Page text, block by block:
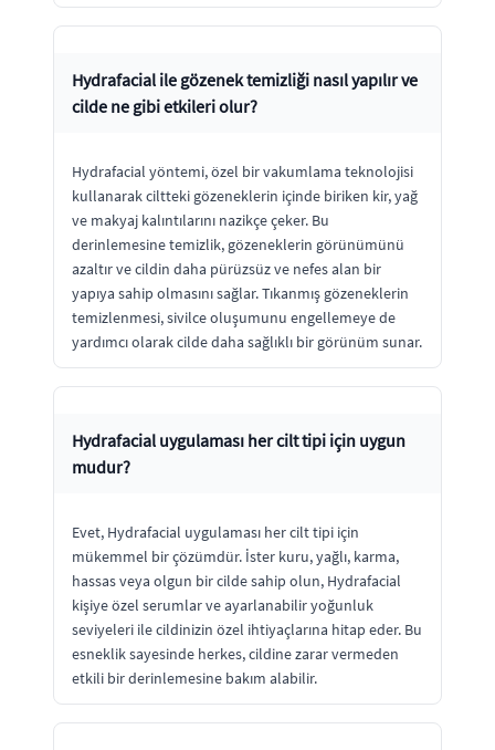
Hydrafacial ile gözenek temizliği nasıl yapılır ve
cilde ne gibi etkileri olur?
Hydrafacial yöntemi, özel bir vakumlama teknolojisi
kullanarak ciltteki gözeneklerin içinde biriken kir, yağ
ve makyaj kalıntılarını nazikçe çeker. Bu
derinlemesine temizlik, gözeneklerin görünümünü
azaltır ve cildin daha pürüzsüz ve nefes alan bir
yapıya sahip olmasını sağlar. Tıkanmış gözeneklerin
temizlenmesi, sivilce oluşumunu engellemeye de
yardımcı olarak cilde daha sağlıklı bir görünüm sunar.
Hydrafacial uygulaması her cilt tipi için uygun
mudur?
Evet, Hydrafacial uygulaması her cilt tipi için
mükemmel bir çözümdür. İster kuru, yağlı, karma,
hassas veya olgun bir cilde sahip olun, Hydrafacial
kişiye özel serumlar ve ayarlanabilir yoğunluk
seviyeleri ile cildinizin özel ihtiyaçlarına hitap eder. Bu
esneklik sayesinde herkes, cildine zarar vermeden
etkili bir derinlemesine bakım alabilir.